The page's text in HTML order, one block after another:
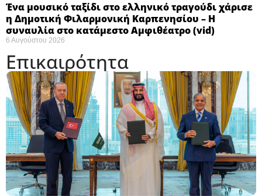
Ένα μουσικό ταξίδι στο ελληνικό τραγούδι χάρισε
η Δημοτική Φιλαρμονική Καρπενησίου – Η
συναυλία στο κατάμεστο Αμφιθέατρο (vid)
6 Αυγούστου 2026
Επικαιρότητα